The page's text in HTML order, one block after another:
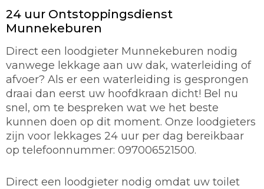
24 uur Ontstoppingsdienst
Munnekeburen
Direct een loodgieter Munnekeburen nodig
vanwege lekkage aan uw dak, waterleiding of
afvoer? Als er een waterleiding is gesprongen
draai dan eerst uw hoofdkraan dicht! Bel nu
snel, om te bespreken wat we het beste
kunnen doen op dit moment. Onze loodgieters
zijn voor lekkages 24 uur per dag bereikbaar
op telefoonnummer: 097006521500.
Direct een loodgieter nodig omdat uw toilet